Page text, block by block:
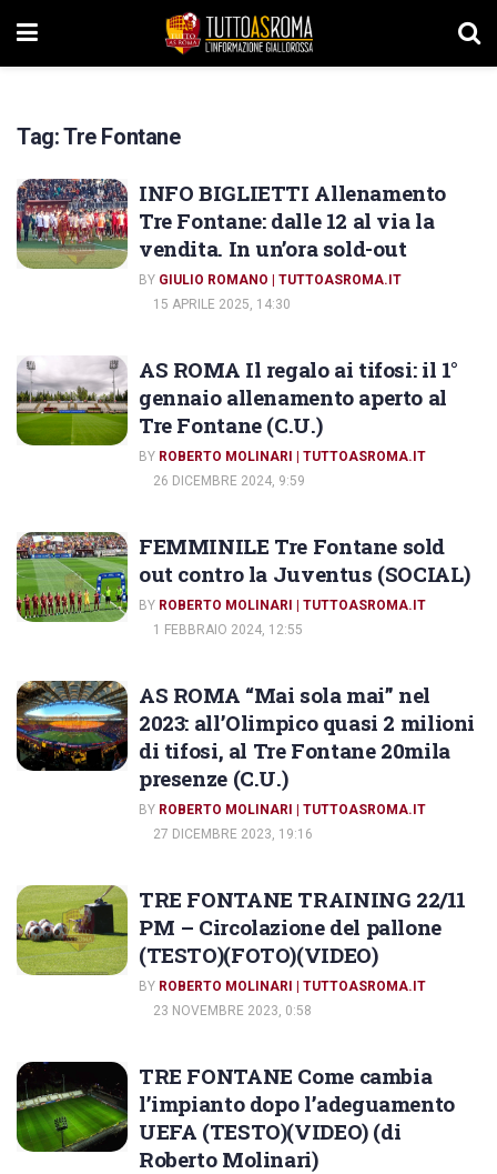
Tag:Tre Fontane
INFO BIGLIETTI Allenamento
Tre Fontane: dalle 12 al via la
vendita. In un’ora sold-out
BY GIULIO ROMANO | TUTTOASROMA.IT
15 APRILE 2025, 14:30
AS ROMA Il regalo ai tifosi: il 1°
gennaio allenamento aperto al
Tre Fontane (C.U.)
BY ROBERTO MOLINARI | TUTTOASROMA.IT
26 DICEMBRE 2024, 9:59
FEMMINILE Tre Fontane sold
out contro la Juventus (SOCIAL)
BY ROBERTO MOLINARI | TUTTOASROMA.IT
1 FEBBRAIO 2024, 12:55
AS ROMA “Mai sola mai” nel
2023: all’Olimpico quasi 2 milioni
di tifosi, al Tre Fontane 20mila
presenze (C.U.)
BY ROBERTO MOLINARI | TUTTOASROMA.IT
27 DICEMBRE 2023, 19:16
TRE FONTANE TRAINING 22/11
PM – Circolazione del pallone
(TESTO)(FOTO)(VIDEO)
BY ROBERTO MOLINARI | TUTTOASROMA.IT
23 NOVEMBRE 2023, 0:58
TRE FONTANE Come cambia
l’impianto dopo l’adeguamento
UEFA (TESTO)(VIDEO) (di
Roberto Molinari)